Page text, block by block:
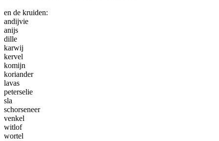
en de kruiden:
andijvie
anijs
dille
karwij
kervel
komijn
koriander
lavas
peterselie
sla
schorseneer
venkel
witlof
wortel